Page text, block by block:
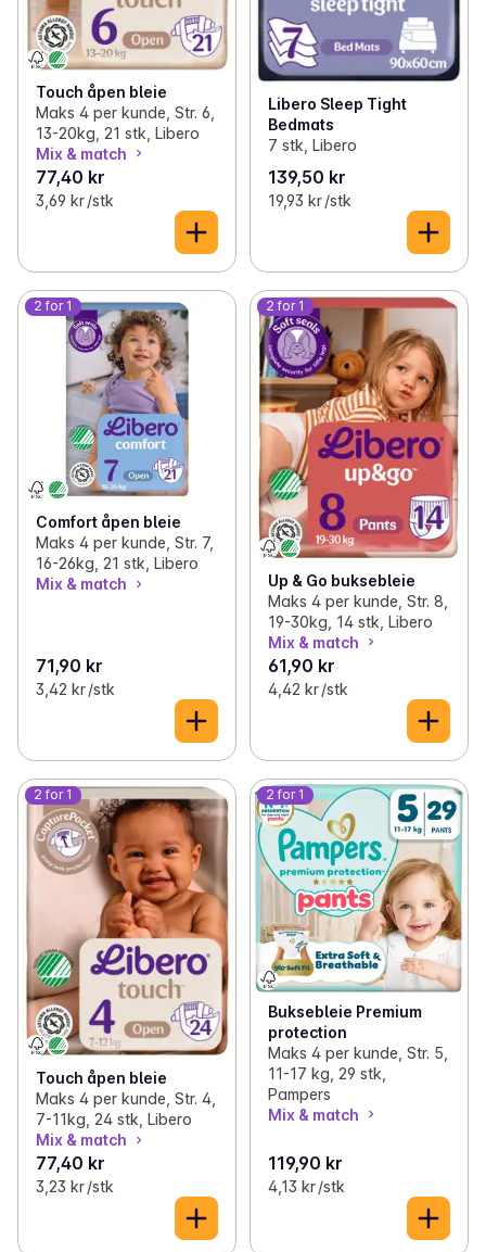
Touch åpen bleie
Maks 4 per kunde, Str. 6,
13-20kg, 21 stk, Libero
Mix & match
77,40 kr
3,69 kr /stk
Libero Sleep Tight
Bedmats
7 stk, Libero
139,50 kr
19,93 kr /stk
2 for 1
Comfort åpen bleie
Maks 4 per kunde, Str. 7,
16-26kg, 21 stk, Libero
Mix & match
71,90 kr
3,42 kr /stk
2 for 1
Up & Go buksebleie
Maks 4 per kunde, Str. 8,
19-30kg, 14 stk, Libero
Mix & match
61,90 kr
4,42 kr /stk
2 for 1
Touch åpen bleie
Maks 4 per kunde, Str. 4,
7-11kg, 24 stk, Libero
Mix & match
77,40 kr
3,23 kr /stk
2 for 1
Buksebleie Premium
protection
Maks 4 per kunde, Str. 5,
11-17 kg, 29 stk,
Pampers
Mix & match
119,90 kr
4,13 kr /stk